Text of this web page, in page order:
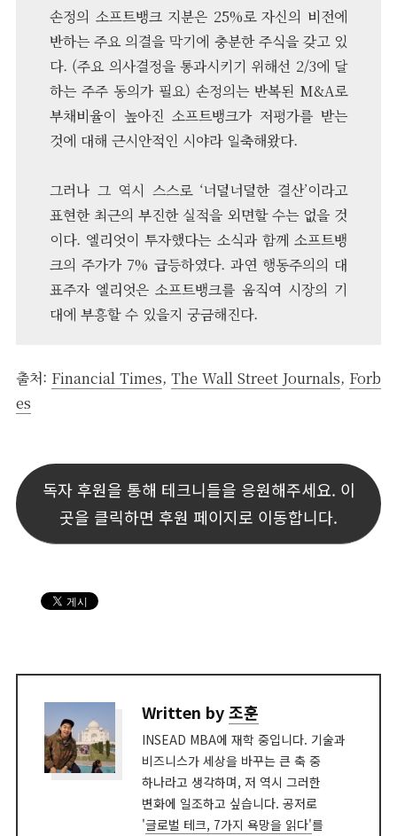
손정의 소프트뱅크 지분은 25%로 자신의 비전에
반하는 주요 의결을 막기에 충분한 주식을 갖고 있
다. (주요 의사결정을 통과시키기 위해선 2/3에 달
하는 주주 동의가 필요) 손정의는 반복된 M&A로
부채비율이 높아진 소프트뱅크가 저평가를 받는
것에 대해 근시안적인 시야라 일축해왔다.
그러나 그 역시 스스로 ‘너덜너덜한 결산’이라고
표현한 최근의 부진한 실적을 외면할 수는 없을 것
이다. 엘리엇이 투자했다는 소식과 함께 소프트뱅
크의 주가가 7% 급등하였다. 과연 행동주의의 대
표주자 엘리엇은 소프트뱅크를 움직여 시장의 기
대에 부흥할 수 있을지 궁금해진다.
출처: Financial Times, The Wall Street Journals, Forb
es
독자 후원을 통해 테크니들을 응원해주세요. 이
곳을 클릭하면 후원 페이지로 이동합니다.
Written by조훈
INSEAD MBA에 재학 중입니다. 기술과
비즈니스가 세상을 바꾸는 큰 축 중
하나라고 생각하며, 저 역시 그러한
변화에 일조하고 싶습니다. 공저로
'글로벌 테크, 7가지 욕망을 읽다'를